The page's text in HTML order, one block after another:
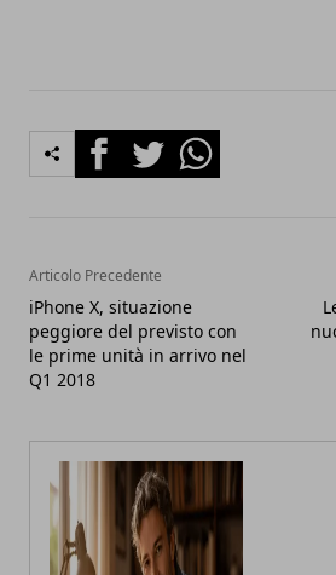
FacebookTwitterWhatsapp
Articolo Precedente
iPhone X, situazione
peggiore del previsto con
le prime unità in arrivo nel
Q1 2018